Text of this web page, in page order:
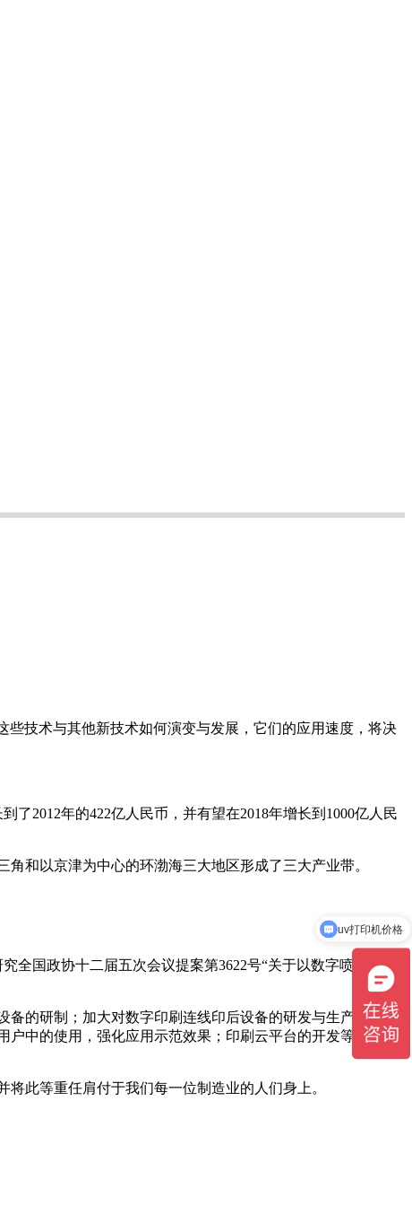
技术与其他新技术如何演变与发展，它们的应用速度，将决
2012年的422亿人民币，并有望在2018年增长到1000亿人民
和以京津为中心的环渤海三大地区形成了三大产业带。
全国政协十二届五次会议提案第3622号“关于以数字喷墨技术
备的研制；加大对数字印刷连线印后设备的研发与生产支持；
中的使用，强化应用示范效果；印刷云平台的开发等重点问
此等重任肩付于我们每一位制造业的人们身上。
纸箱印刷机什么价格